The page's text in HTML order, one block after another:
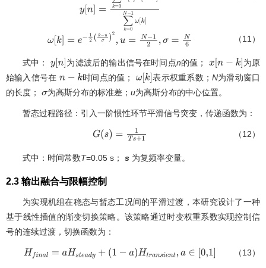
yn=∑k=0N-
k]∑ = 0
1 ω[k ]
ω[k ]= e- 1 2k u σ 2, u= N-12,σ=N6 （11）
式中： yn
为滤波后的输出信号在时间点n的值； x[n-
k]
为原
始输入信号在
n-
k
时间点的值； ωk
表示权重系数； N为滑动窗口
的长度；
σ
为高斯分布的标准差； u为高斯分布的中心位置。
暂态过程路径：引入一阶惯性环节平滑信号突变，传递函数为：
G (s) =1Ts+ （12）
式中：时间常数T=0.05 s； s 为复频率变量。
2.3 输出融合与限幅控制
为实现机组在稳态与暂态工况间的平滑过渡，本研究设计了一种
基于线性插值的渐变切换策略。该策略通过时变权重系数实现控制信
号的连续过渡，切换函数为：
Hf na =aHstead y+ (1- a)Htransient,a∈0,1 （13）